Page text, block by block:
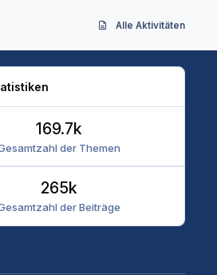
Alle Aktivitäten
der Themen
169.7k
der Beiträge
265k